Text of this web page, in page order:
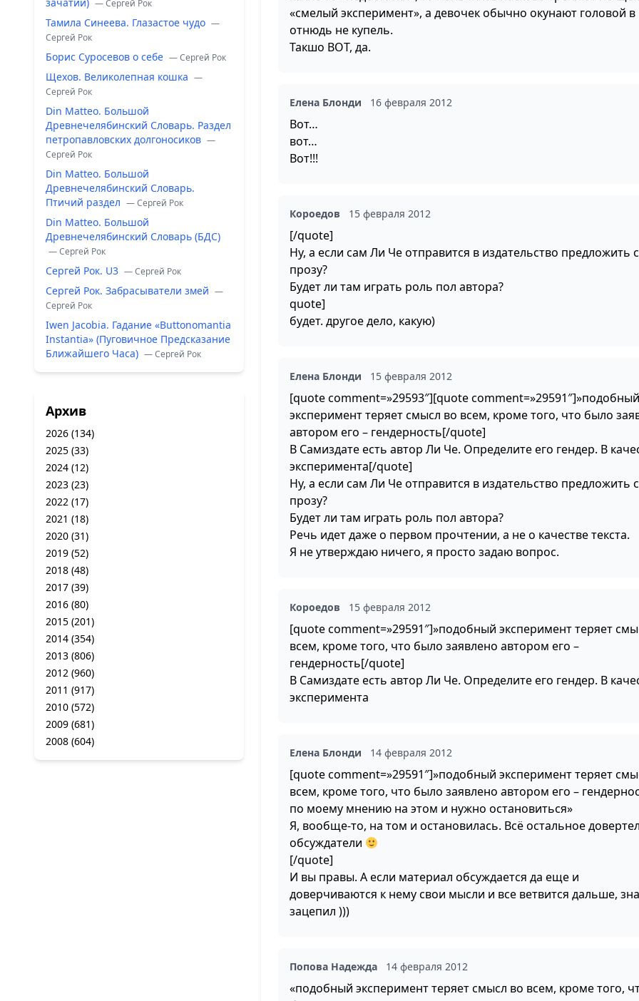
— Сергей Рок
Тамила Синеева. Глазастое чудо —
Сергей Рок
Борис Суросевов о себе — Сергей Рок
Щехов. Великолепная кошка —
Сергей Рок
Din Matteo. Большой
Древнечелябинский Словарь. Раздел
петропавловских долгоносиков —
Сергей Рок
Din Matteo. Большой
Древнечелябинский Словарь.
Птичий раздел — Сергей Рок
Din Matteo. Большой
Древнечелябинский Словарь (БДС)
— Сергей Рок
Сергей Рок. U3 — Сергей Рок
Сергей Рок. Забрасыватели змей —
Сергей Рок
Iwen Jacobia. Гадание «Buttonomantia
Instantia» (Пуговичное Предсказание
Ближайшего Часа) — Сергей Рок
Архив
2026 (134)
2025 (33)
2024 (12)
2023 (23)
2022 (17)
2021 (18)
2020 (31)
2019 (52)
2018 (48)
2017 (39)
2016 (80)
2015 (201)
2014 (354)
2013 (806)
2012 (960)
2011 (917)
2010 (572)
2009 (681)
2008 (604)
«смелый эксперимент», а девочек обычно окунают головой в
отнюдь не купель.
Такшо ВОТ, да.
Елена Блонди 16 февраля 2012
Вот…
вот…
Вот!!!
Короедов 15 февраля 2012
[/quote]
Ну, а если сам Ли Че отправится в издательство предложить
прозу?
Будет ли там играть роль пол автора?
quote]
будет. другое дело, какую)
Елена Блонди 15 февраля 2012
[quote comment=»29593″][quote comment=»29591″]»подобный
эксперимент теряет смысл во всем, кроме того, что было
автором его – гендерность[/quote]
В Самиздате есть автор Ли Че. Определите его гендер. В
эксперимента[/quote]
Ну, а если сам Ли Че отправится в издательство предложить
прозу?
Будет ли там играть роль пол автора?
Речь идет даже о первом прочтении, а не о качестве текста.
Я не утверждаю ничего, я просто задаю вопрос.
Короедов 15 февраля 2012
[quote comment=»29591″]»подобный эксперимент теряет
всем, кроме того, что было заявлено автором его –
гендерность[/quote]
В Самиздате есть автор Ли Че. Определите его гендер. В
эксперимента
Елена Блонди 14 февраля 2012
[quote comment=»29591″]»подобный эксперимент теряет
всем, кроме того, что было заявлено автором его –
по моему мнению на этом и нужно остановиться»
Я, вообще-то, на том и остановилась. Всё остальное
обсуждатели
[/quote]
И вы правы. А если материал обсуждается да еще и
доверчиваются к нему свои мысли и все ветвится дальше,
зацепил )))
Попова Надежда 14 февраля 2012
«подобный эксперимент теряет смысл во всем, кроме того,